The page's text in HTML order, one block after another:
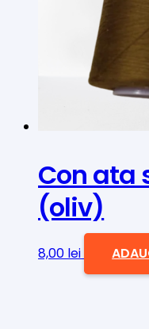
Con ata
(oliv)
8,00 lei